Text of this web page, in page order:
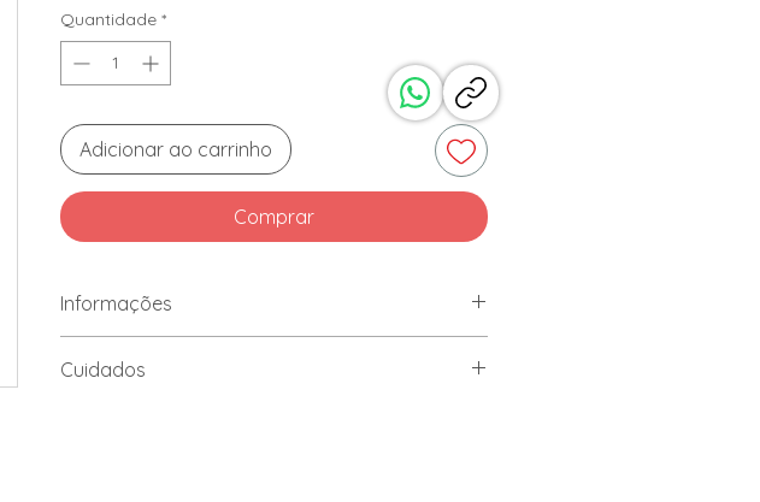
Quantidade *
Adicionar ao carrinho
Comprar
Informações
Marca: Lyor.
Cuidados